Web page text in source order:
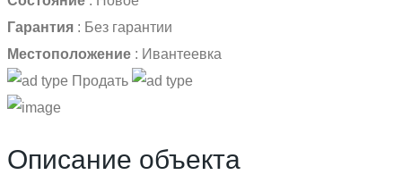
Гарантия : Без гарантии
Местоположение : Ивантеевка
Продать
Описание объекта